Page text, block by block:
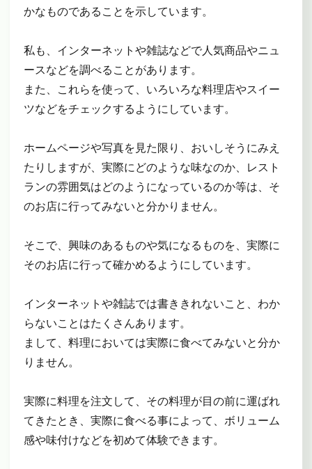
かなものであることを示しています。
私も、インターネットや雑誌などで人気商品やニュ
ースなどを調べることがあります。
また、これらを使って、いろいろな料理店やスイー
ツなどをチェックするようにしています。
ホームページや写真を見た限り、おいしそうにみえ
たりしますが、実際にどのような味なのか、レスト
ランの雰囲気はどのようになっているのか等は、そ
のお店に行ってみないと分かりません。
そこで、興味のあるものや気になるものを、実際に
そのお店に行って確かめるようにしています。
インターネットや雑誌では書ききれないこと、わか
らないことはたくさんあります。
まして、料理においては実際に食べてみないと分か
りません。
実際に料理を注文して、その料理が目の前に運ばれ
てきたとき、実際に食べる事によって、ボリューム
感や味付けなどを初めて体験できます。